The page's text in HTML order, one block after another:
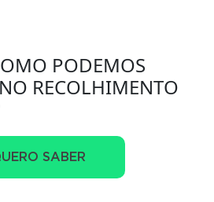
PODEMOS
RECOLHIMENTO
SABER